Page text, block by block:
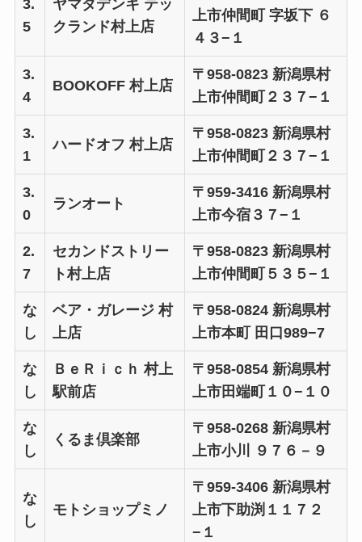
3.
5
ヤマダデンキ テッ
クランド村上店
上市仲間町 字坂下 ６
４３−１
3.
4
BOOKOFF 村上店
〒958-0823 新潟県村
上市仲間町２３７−１
3.
1
ハードオフ 村上店
〒958-0823 新潟県村
上市仲間町２３７−１
3.
0
ランオート
〒959-3416 新潟県村
上市今宿３７−１
2.
7
セカンドストリー
ト村上店
〒958-0823 新潟県村
上市仲間町５３５−１
な
し
ベア・ガレージ 村
上店
〒958-0824 新潟県村
上市本町 田口989−7
な
し
ＢｅＲｉｃｈ 村上
駅前店
〒958-0854 新潟県村
上市田端町１０−１０
な
し
くるま倶楽部
〒958-0268 新潟県村
上市小川 ９７６－９
な
し
モトショップミノ
〒959-3406 新潟県村
上市下助渕１１７２
−１